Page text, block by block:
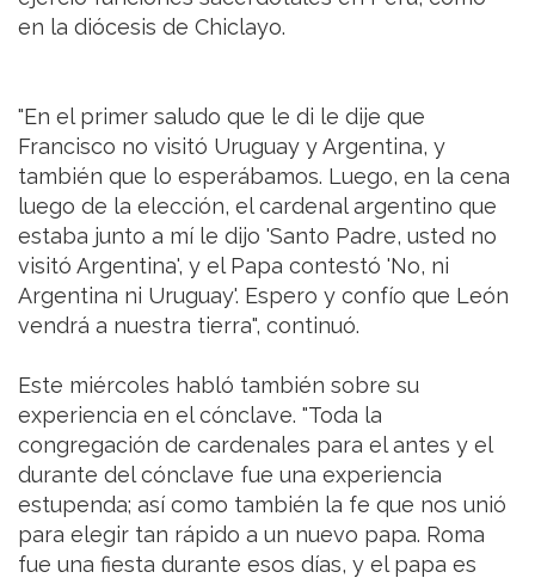
en la diócesis de Chiclayo.
"En el primer saludo que le di le dije que
Francisco no visitó Uruguay y Argentina, y
también que lo esperábamos. Luego, en la cena
luego de la elección, el cardenal argentino que
estaba junto a mí le dijo 'Santo Padre, usted no
visitó Argentina', y el Papa contestó 'No, ni
Argentina ni Uruguay'. Espero y confío que León
vendrá a nuestra tierra", continuó.
Este miércoles habló también sobre su
experiencia en el cónclave. "Toda la
congregación de cardenales para el antes y el
durante del cónclave fue una experiencia
estupenda; así como también la fe que nos unió
para elegir tan rápido a un nuevo papa. Roma
fue una fiesta durante esos días, y el papa es